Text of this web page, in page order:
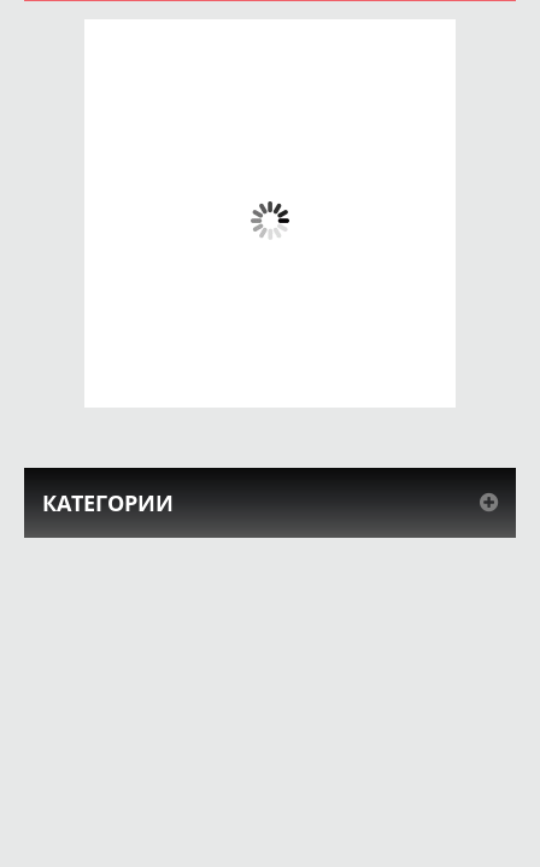
КАТЕГОРИИ